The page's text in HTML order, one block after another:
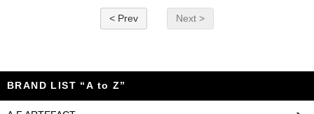
< Prev Next >
BRAND LIST “A to Z”